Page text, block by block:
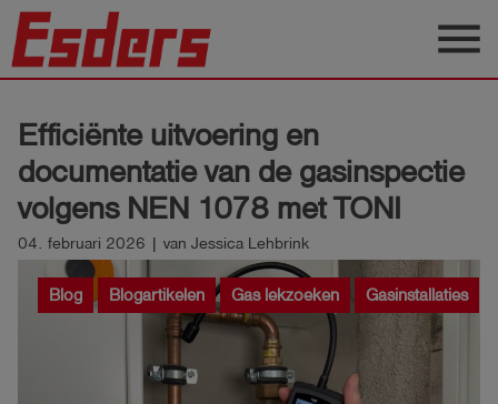
Blog
Producten
Support
Esders
menu
Efficiënte uitvoering en
documentatie van de gasinspectie
volgens NEN 1078 met TONI
04. februari 2026 | van Jessica Lehbrink
Blog Blogartikelen Gas lekzoeken Gasinstallaties